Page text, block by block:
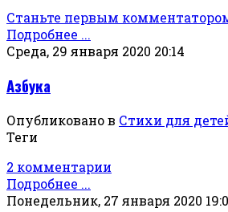
Станьте первым
Подробнее ...
Среда, 29 января 2020 20:14
Азбука
Опубликовано в Стихи для
Теги
2 комментарии
Подробнее ...
Понедельник, 27 января 2020